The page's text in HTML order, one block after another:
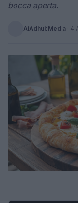
bocca aperta.
AiAdhubMedia · 4